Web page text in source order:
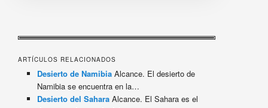
ARTÍCULOS RELACIONADOS
Desierto de Namibia Alcance. El desierto de
Namibia se encuentra en la…
Desierto del Sahara Alcance. El Sahara es el